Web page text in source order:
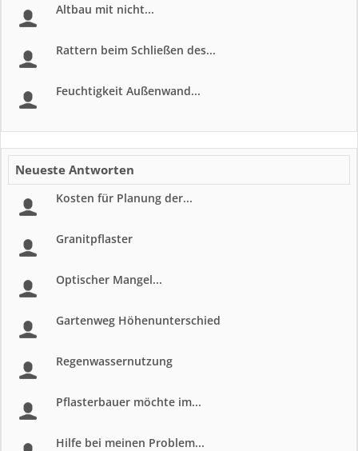
Altbau mit nicht...
Rattern beim Schließen des...
Feuchtigkeit Außenwand...
Neueste Antworten
Kosten für Planung der...
Granitpflaster
Optischer Mangel...
Gartenweg Höhenunterschied
Regenwassernutzung
Pflasterbauer möchte im...
Hilfe bei meinen Problem...